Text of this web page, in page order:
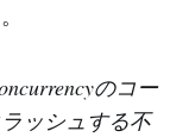
のコー
ッシュする不